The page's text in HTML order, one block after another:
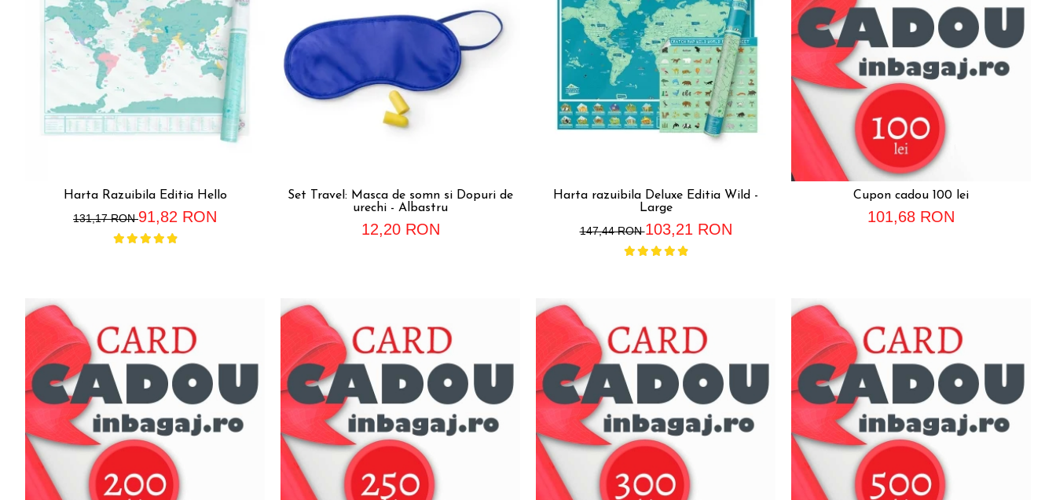
Harta Razuibila Editia Hello
131,17 RON91,82 RON
Set Travel: Masca de somn si Dopuri de
urechi - Albastru
12,20 RON
Harta razuibila Deluxe Editia Wild -
Large
147,44 RON103,21 RON
Cupon cadou 100 lei
101,68 RON